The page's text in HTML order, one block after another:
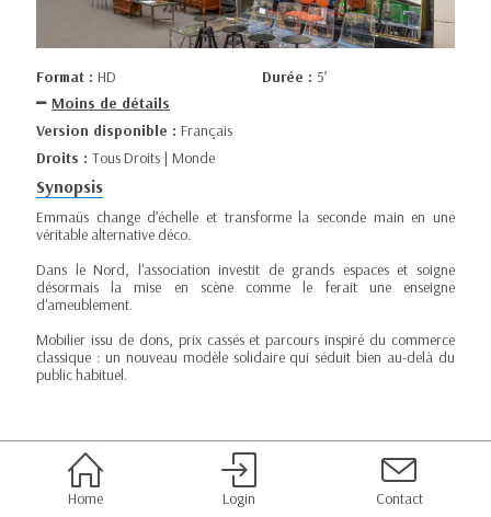
Format : HD Durée : 5’
Moins de détails
Version disponible : Français
Droits : Tous Droits | Monde
Synopsis
Emmaüs change d’échelle et transforme la seconde main en une
véritable alternative déco.
Dans le Nord, l'association investit de grands espaces et soigne
désormais la mise en scène comme le ferait une enseigne
d'ameublement.
Mobilier issu de dons, prix cassés et parcours inspiré du commerce
classique : un nouveau modèle solidaire qui séduit bien au-delà du
public habituel.
Home Login Contact